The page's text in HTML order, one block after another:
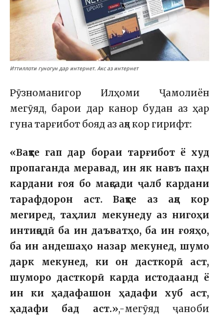
Иттиллоти гуногун дар интернет. Акс аз интернет
Рӯзноманигор Илҳоми Ҷамолиён
мегӯяд, барои дар канор будан аз ҳар
гуна тарғибот бояд аз ақл кор гирифт:
«Вақте гап дар бораи тарғибот ё худ
пропаганда меравад, ин як навъ паҳн
кардани ғоя бо мақсади ҷалб кардани
тарафдорон аст. Вақте аз ақл кор
мегиред, таҳлил мекунеду аз нигоҳи
интиқодӣ ба ин даъватҳо, ба ин ғояҳо,
ба ин андешаҳо назар мекунед, шумо
дарк мекунед, ки он дасткорӣ аст,
шуморо дасткорӣ карда истодаанд ё
ин ки ҳадафашон ҳадафи хуб аст,
ҳадафи бад аст.»,-мегӯяд ҷаноби